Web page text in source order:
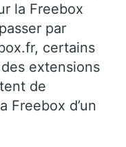
la Freebox
par
certains
extensions
de
Freebox d’un